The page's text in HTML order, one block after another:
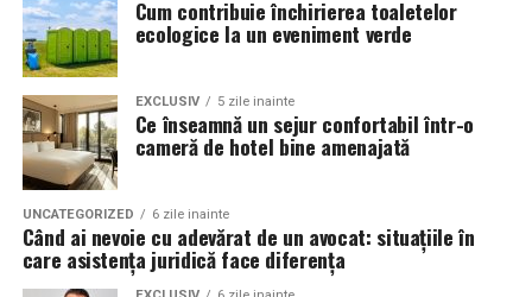
temperatura normală de funcționare a motorului.
Rezultatul este un echilibru foarte bun între protecție și
economie de combustibil.
Pentru ce motoare este recomandat Ravenol VMP
USVO 5W30?
Tipul deulei de motor Ravenol
recomandat pentru numeroase motoare moderne care
necesită un ulei 5W30 cu aprobări OEM specifice.
organizatorii unui eveniment pot reduce semnificativ
impactul negativ asupra mediului în comparație cu
soluțiile tradiționale, care sunt mult mai dăunătoare
pentru natură. Astfel, toaletele ecologice contribuie la
promovarea unui comportament responsabil din punct
de vedere ecologic și ajută la protejarea resurselor
naturale.
Impactul pozitiv asupra imaginii evenimentului
Cum contribuie închirierea toaletelor
ecologice la un eveniment verde
EXCLUSIV 5 zile inainte
Ce înseamnă un sejur confortabil într-o
cameră de hotel bine amenajată
UNCATEGORIZED 6 zile inainte
Când ai nevoie cu adevărat de un avocat: situațiile în
care asistența juridică face diferența